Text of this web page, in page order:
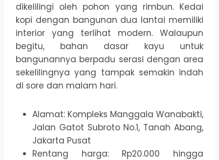
dikelilingi oleh pohon yang rimbun. Kedai
kopi dengan bangunan dua lantai memiliki
interior yang terlihat modern. Walaupun
begitu, bahan dasar kayu untuk
bangunannya berpadu serasi dengan area
sekelilingnya yang tampak semakin indah
di sore dan malam hari.
Alamat: Kompleks Manggala Wanabakti,
Jalan Gatot Subroto No.1, Tanah Abang,
Jakarta Pusat
Rentang harga: Rp20.000 hingga